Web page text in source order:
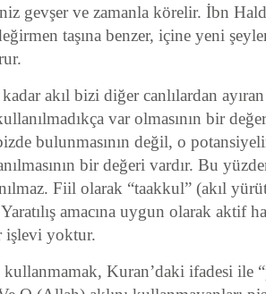
gevşer ve zamanla körelir. İbn
taşına benzer, içine yeni
akıl bizi diğer canlılardan
var olmasının bir
bulunmasının değil, o
bir değeri vardır. Bu
Fiil olarak “taakkul” (akıl
amacına uygun olarak aktif
işlevi yoktur.
Kuran’daki ifadesi ile